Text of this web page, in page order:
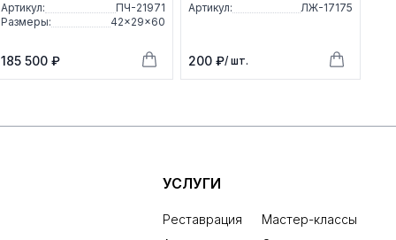
Артикул:
ПЧ-21971
Размеры:
42×29×60
185 500 ₽
Артикул: ЛЖ-17175
200 ₽/ шт.
УСЛУГИ
Реставрация
Мастер-классы